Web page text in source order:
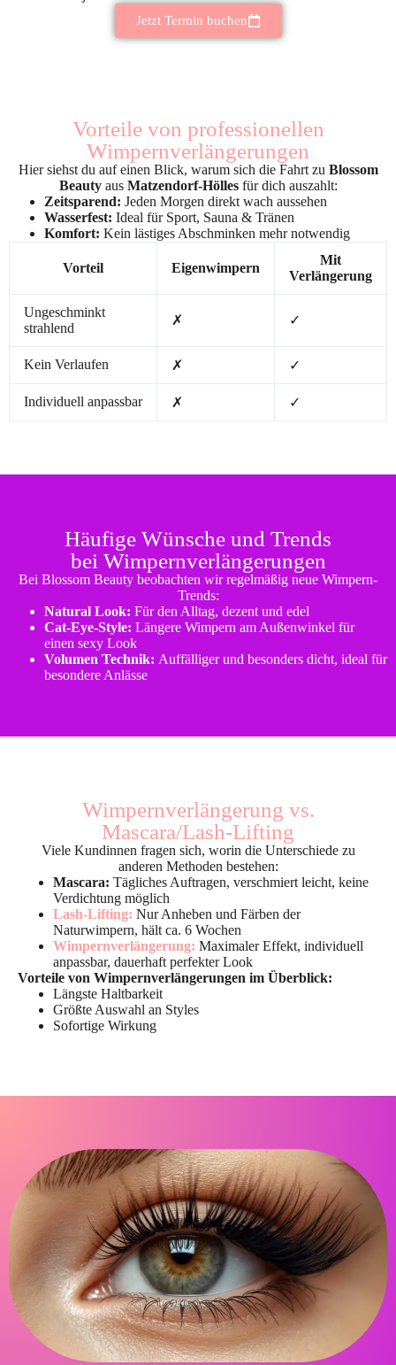
Jetzt Termin buchen
Vorteile von professionellen
Wimpernverlängerungen
Hier siehst du auf einen Blick, warum sich die Fahrt zu Blossom
Beautyaus Matzendorf-Höllesfür dich auszahlt:
Zeitsparend: Jeden Morgen direkt wach aussehen
Wasserfest: Ideal für Sport, Sauna & Tränen
Komfort: Kein lästiges Abschminken mehr notwendig
Vorteil Eigenwimpern
Mit
Verlängerung
Ungeschminkt
strahlend
✗ ✓
Kein Verlaufen ✗ ✓
Individuell anpassbar ✗ ✓
Häufige Wünsche und Trends
bei Wimpernverlängerungen
Bei Blossom Beauty beobachten wir regelmäßig neue Wimpern-
Trends:
Natural Look: Für den Alltag, dezent und edel
Cat-Eye-Style: Längere Wimpern am Außenwinkel für
einen sexy Look
Volumen Technik: Auffälliger und besonders dicht, ideal für
besondere Anlässe
Wimpernverlängerung vs.
Mascara/Lash-Lifting
Viele Kundinnen fragen sich, worin die Unterschiede zu
anderen Methoden bestehen:
Mascara: Tägliches Auftragen, verschmiert leicht, keine
Verdichtung möglich
Lash-Lifting: Nur Anheben und Färben der
Naturwimpern, hält ca. 6 Wochen
Wimpernverlängerung: Maximaler Effekt, individuell
anpassbar, dauerhaft perfekter Look
Vorteile von Wimpernverlängerungen im Überblick:
Längste Haltbarkeit
Größte Auswahl an Styles
Sofortige Wirkung